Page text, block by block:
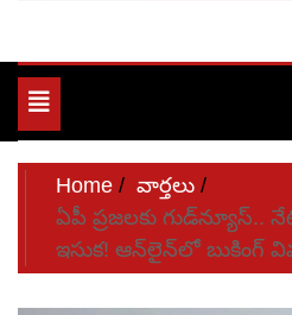
Toggle
navigation
Home
వార్తలు
ఏపీ ప్రజలకు గుడ్‌న్యూస్‌..
ఇసుక! ఆన్‌లైన్‌లో బుకింగ్‌